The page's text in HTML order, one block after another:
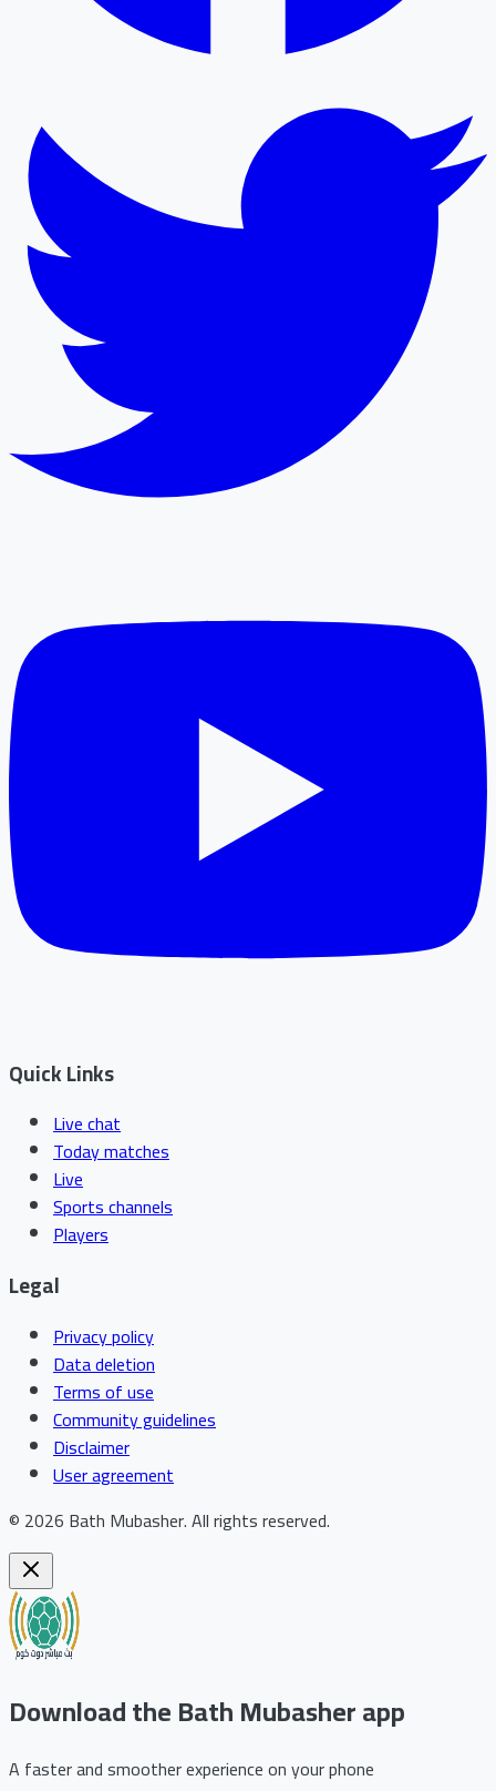
Quick Links
Live chat
Today matches
Live
Sports channels
Players
Legal
Privacy policy
Data deletion
Terms of use
Community guidelines
Disclaimer
User agreement
© 2026 Bath Mubasher.All rights reserved.
Download the Bath Mubasher app
A faster and smoother experience on your phone